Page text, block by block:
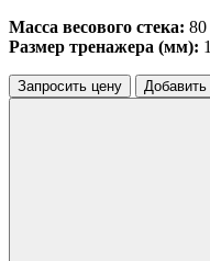
Масса весового стека: 80
Размер тренажера (мм):
Запросить цену